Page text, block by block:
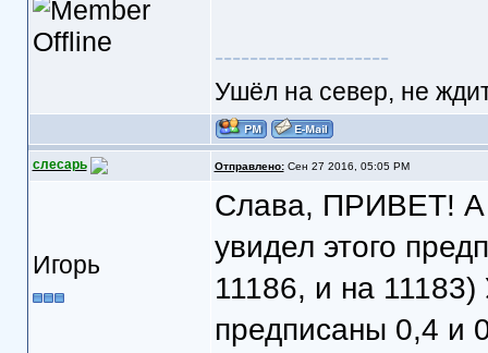
--------------------
Ушёл на север, не
слесарь Отправлено:Сен 27 2016, 05:05 PM
Игорь
Слава, ПРИВЕТ! А
увидел этого
11186, и на
предписаны 0,4 и